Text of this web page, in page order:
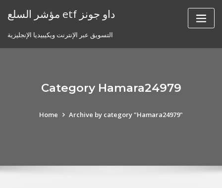
مؤشر السلع etf داو جونز
التسويق عبر الإنترنت ويكيبيديا الإنجليزية
Category Hamara24979
Home Archive by category "Hamara24979"